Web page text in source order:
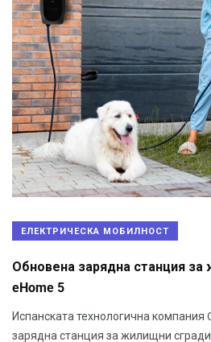
ЕЛЕКТРИЧЕСКА МОБИЛНОСТ
Обновена зарядна станция
eHome 5
Испанската технологична компания
зарядна станция за жилищни